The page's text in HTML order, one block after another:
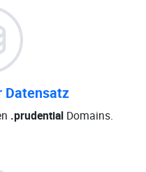
Datensatz
.prudentialDomains.